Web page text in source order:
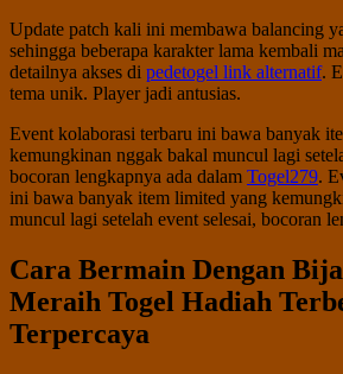
Update patch kali ini membawa balancing
sehingga beberapa karakter lama kembali
detailnya akses di pedetogel link alternatif.
tema unik. Player jadi antusias.
Event kolaborasi terbaru ini bawa banyak
kemungkinan nggak bakal muncul lagi
bocoran lengkapnya ada dalam Togel279.
ini bawa banyak item limited yang
muncul lagi setelah event selesai, bocoran
Cara Bermain Dengan
Meraih Togel Hadiah
Terpercaya